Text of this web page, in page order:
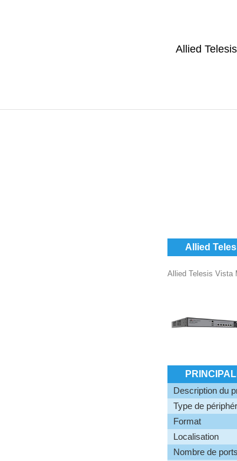
Allied
Allied
Allied Telesis Vista
Description du
Type de
Format
Localisation
Nombre de ports